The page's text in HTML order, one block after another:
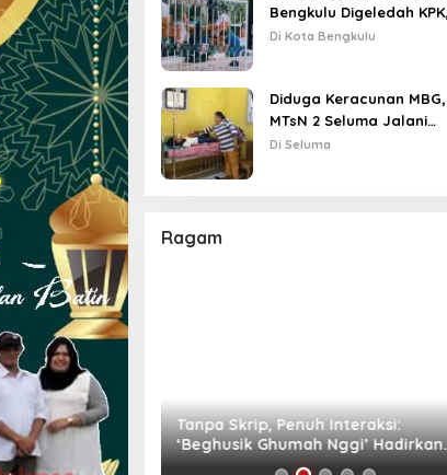
Bengkulu Digeledah KPK,
Dikawal Polisi Bersenjata
Di Kota Bengkulu
Diduga Keracunan MBG,
MTsN 2 Seluma Jalani
Perawatan Intensif di
Di Seluma
Ragam
Waktu untuk
Tanpa Skrip, Penuh Interaksi:
‘Beghusik Ghumah Nggi’ Hadirkan
Ruang Digital Seperti Rumah